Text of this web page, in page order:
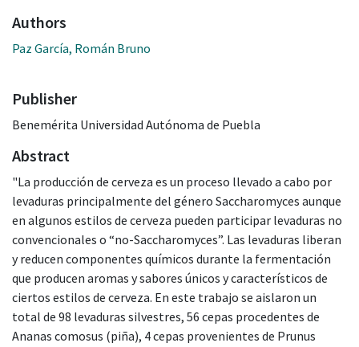
Authors
Paz García, Román Bruno
Publisher
Benemérita Universidad Autónoma de Puebla
Abstract
"La producción de cerveza es un proceso llevado a cabo por
levaduras principalmente del género Saccharomyces aunque
en algunos estilos de cerveza pueden participar levaduras no
convencionales o “no-Saccharomyces”. Las levaduras liberan
y reducen componentes químicos durante la fermentación
que producen aromas y sabores únicos y característicos de
ciertos estilos de cerveza. En este trabajo se aislaron un
total de 98 levaduras silvestres, 56 cepas procedentes de
Ananas comosus (piña), 4 cepas provenientes de Prunus